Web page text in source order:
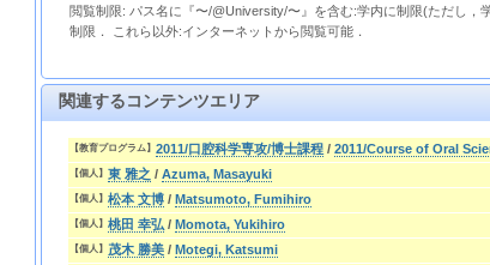
閲覧制限: パス名に『〜/@University/〜』を含む:学内に制限(ただし
制限． これら以外:インターネットから閲覧可能．
関連するコンテンツエリア
【教育プログラム】2011/口腔科学専攻/博士課程 /2011/Course of Oral
【個人】東 雅之 /Azuma, Masayuki
【個人】松本 文博 /Matsumoto, Fumihiro
【個人】桃田 幸弘 /Momota, Yukihiro
【個人】 茂木 勝美 /Motegi, Katsumi